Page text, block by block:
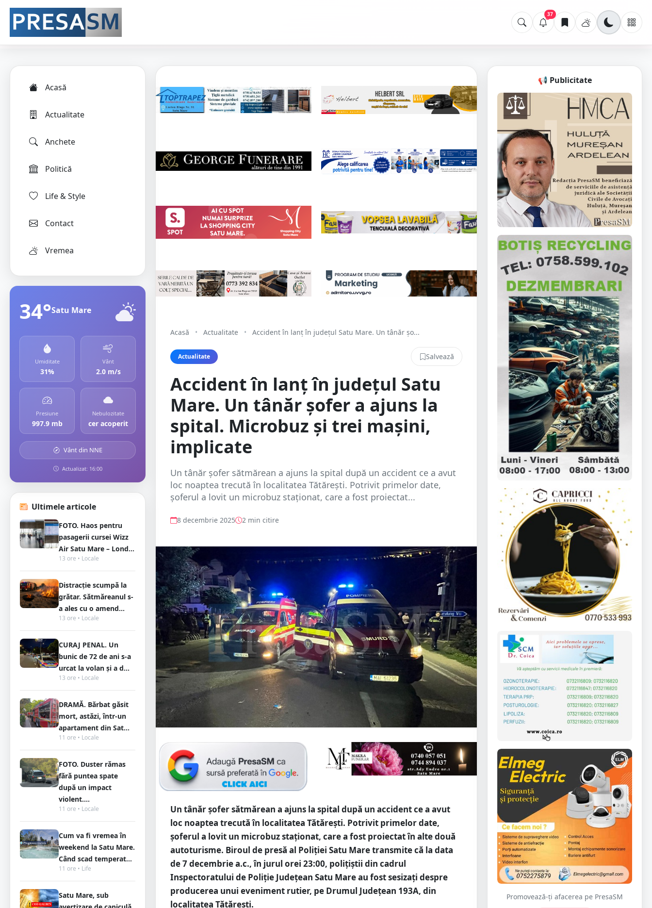
37
Acasă
Actualitate
Anchete
Politică
Life & Style
Contact
Vremea
34°Satu Mare
Umiditate
31%
Vânt
2.0 m/s
Presiune
997.9 mb
Nebulozitate
cer acoperit
Vânt din NNE
Actualizat: 16:00
Ultimele articole
FOTO. Haos pentru
pasagerii cursei Wizz
Air Satu Mare – Lond...
13 ore • Locale
Distracție scumpă la
grătar. Sătmăreanul s-
a ales cu o amend...
13 ore • Locale
CURAJ PENAL. Un
bunic de 72 de ani s-a
urcat la volan și a d...
13 ore • Locale
DRAMĂ. Bărbat găsit
mort, astăzi, într-un
apartament din Sat...
11 ore • Locale
FOTO. Duster rămas
fără puntea spate
după un impact
violent....
11 ore • Locale
Cum va fi vremea în
weekend la Satu Mare.
Când scad temperat...
11 ore • Life
Satu Mare, sub
Acasă • Actualitate • Accident în lanț în județul Satu Mare. Un tânăr șo...
Actualitate Salvează
Accident în lanț în județul Satu
Mare. Un tânăr șofer a ajuns la
spital. Microbuz și trei mașini,
implicate
Un tânăr șofer sătmărean a ajuns la spital după un accident ce a avut
loc noaptea trecută în localitatea Tătărești. Potrivit primelor date,
șoferul a lovit un microbuz staționat, care a fost proiectat...
8 decembrie 2025 2 min citire
Un tânăr șofer sătmărean a ajuns la spital după un accident ce a avut
loc noaptea trecută în localitatea Tătărești. Potrivit primelor date,
șoferul a lovit un microbuz staționat, care a fost proiectat în alte două
autoturisme. Biroul de presă al Poliției Satu Mare transmite că la data
de 7 decembrie a.c., în jurul orei 23:00, polițiştii din cadrul
Inspectoratului de Poliție Județean Satu Mare au fost sesizați despre
producerea unui eveniment rutier, pe Drumul Județean 193A, din
localitatea Tătărești.
📢 Publicitate
Promovează-ți afacerea pe PresaSM